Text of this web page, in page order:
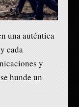
una auténtica
cada
y
hunde un